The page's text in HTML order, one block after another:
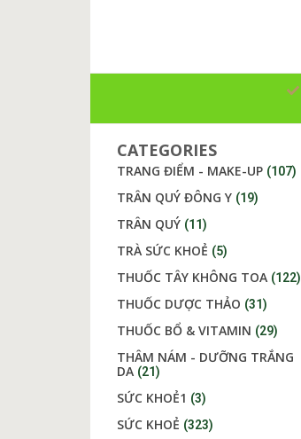
CATEGORIES
TRANG ĐIỂM - MAKE-UP (107)
TRÂN QUÝ ĐÔNG Y (19)
TRÂN QUÝ (11)
TRÀ SỨC KHOẺ (5)
THUỐC TÂY KHÔNG TOA (122)
THUỐC DƯỢC THẢO (31)
THUỐC BỔ & VITAMIN (29)
THÂM NÁM - DƯỠNG TRẮNG
DA (21)
SỨC KHOẺ1 (3)
SỨC KHOẺ (323)